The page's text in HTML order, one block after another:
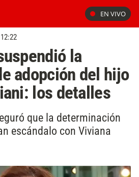
EN VIVO
la
adopción del hijo
los detalles
que la determinación
escándalo con Viviana